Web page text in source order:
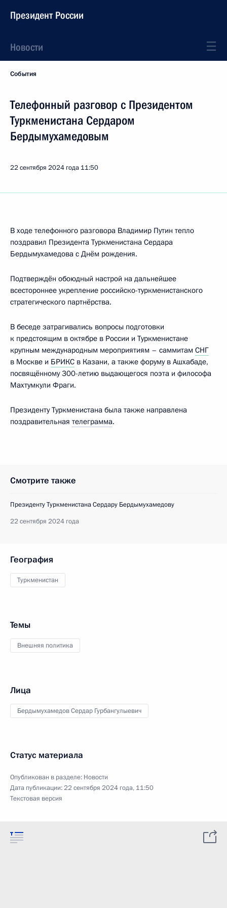
Президент России
Новости
События
Телефонный разговор с Президентом
Туркменистана Сердаром
Бердымухамедовым
22 сентября 2024 года 11:50
В ходе телефонного разговора Владимир Путин тепло
поздравил Президента Туркменистана Сердара
Бердымухамедова с Днём рождения.
Подтверждён обоюдный настрой на дальнейшее
всестороннее укрепление российско-туркменистанского
стратегического партнёрства.
В беседе затрагивались вопросы подготовки
к предстоящим в октябре в России и Туркменистане
крупным международным мероприятиям – саммитам СНГ
в Москве и БРИКС в Казани, а также форуму в Ашхабаде,
посвящённому 300-летию выдающегося поэта и философа
Махтумкули Фраги.
Президенту Туркменистана была также направлена
поздравительная телеграмма.
Смотрите также
Президенту Туркменистана Сердару Бердымухамедову
22 сентября 2024 года
География
Туркменистан
Темы
Внешняя политика
Лица
Бердымухамедов Сердар Гурбангулыевич
Статус материала
Опубликован в разделе: Новости
Дата публикации:22 сентября 2024 года, 11:50
Текстовая версия